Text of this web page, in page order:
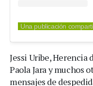
Jessi Uribe, Herencia
Paola Jara y muchos
mensajes de